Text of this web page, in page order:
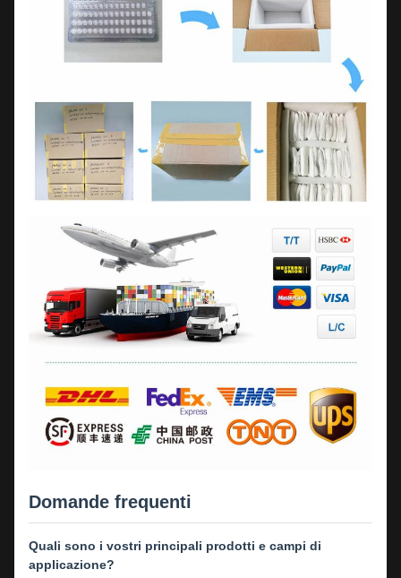
Domande frequenti
Quali sono i vostri principali prodotti e campi di
applicazione?